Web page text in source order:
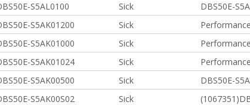
S5AL0100 Sick DBS50E-
S5AK01200 Sick
S5AK01000 Sick
S5AK01024 Sick
S5AK00500 Sick DBS50E-
S5AK00S02 Sick